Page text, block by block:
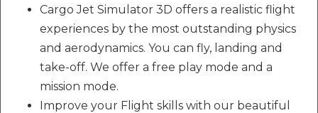
Cargo Jet Simulator 3D offers a realistic flight
experiences by the most outstanding physics
and aerodynamics. You can fly, landing and
take-off. We offer a free play mode and a
mission mode.
Improve your Flight skills with our beautiful